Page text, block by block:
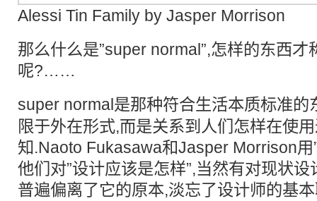
Alessi Tin Family by Jasper Morrison
那么什么是”super normal”,怎样的东西才
呢?……
super normal是那种符合生活本质标准的
限于外在形式,而是关系到人们怎样在使
知.Naoto Fukasawa和Jasper Morrison用
他们对”设计应该是怎样”,当然有对现状
普遍偏离了它的原本,淡忘了设计师的基